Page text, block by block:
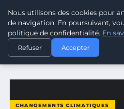
CLIMATE
ACCUEIL
CHANGEMENTS
BILAN CARBONE : LE CAS DES
CHANGEMENTS CLIMATIQUES
Nous utilisons des cookies pour
de navigation. En poursuivant,
politique de confidentialité. En
Refuser Accepter